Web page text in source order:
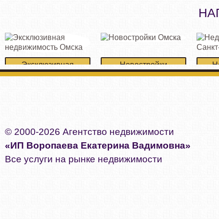
Эксклюзивная
недвижимость Омска
Новостройки
Омска
© 2000-2026 Агентство недвижимости
«ИП Воропаева Екатерина Вадимовна»
Все услуги на рынке недвижимости